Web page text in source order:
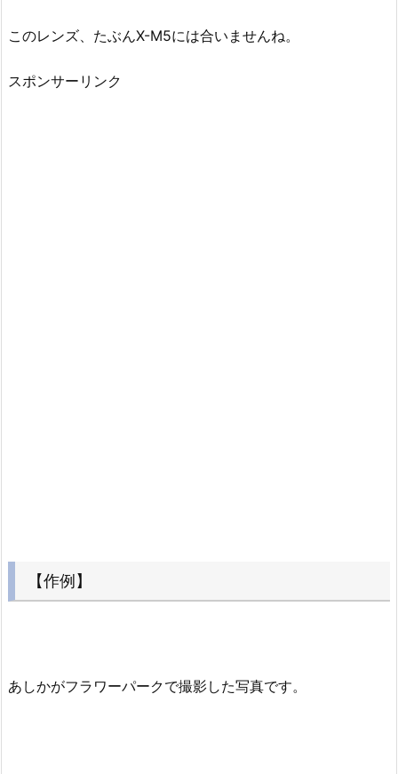
このレンズ、たぶんX-M5には合いませんね。
スポンサーリンク
【作例】
あしかがフラワーパークで撮影した写真です。